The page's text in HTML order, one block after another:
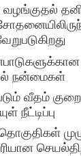
வழங்குதல்
நன்மைகள்
வீதம்
நீட்டிப்பு
தொகுதிகள்